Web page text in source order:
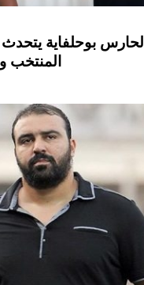
الحارس بوحلفاية